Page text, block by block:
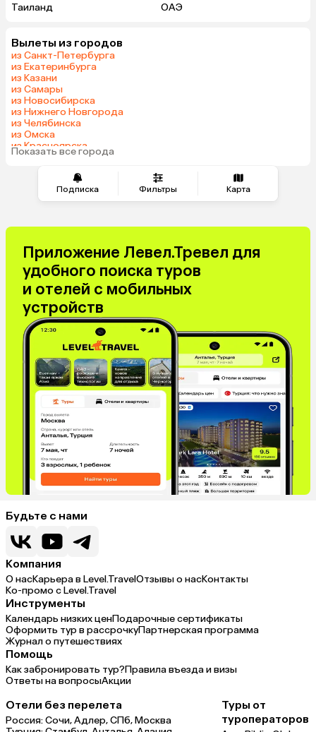
Подписка Фильтры Карта
Таиланд
ОАЭ
Вылеты из городов
из Санкт-Петербурга
из Екатеринбурга
из Казани
из Самары
из Новосибирска
из Нижнего Новгорода
из Челябинска
из Омска
из Красноярска
из Волгограда
Показать все города
Приложение Левел.Тревел для
удобного поиска туров
и отелей с мобильных
устройств
Будьте с нами
Компания
О насКарьера в Level.TravelОтзывы о насКонтакты
Ко-промо с Level.Travel
Инструменты
Календарь низких ценПодарочные сертификаты
Оформить тур в рассрочкуПартнерская программа
Журнал о путешествиях
Помощь
Как забронировать тур?Правила въезда и визы
Ответы на вопросыАкции
Отели без перелета
Россия:Сочи,Адлер,СПб,Москва
Туры от
туроператоров